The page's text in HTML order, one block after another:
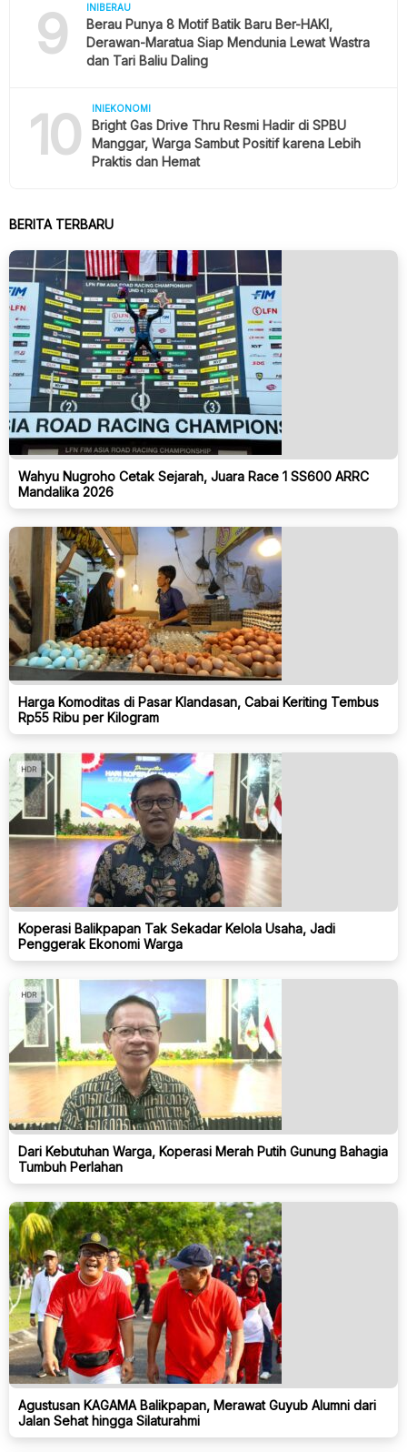
9 INIBERAU
Berau Punya 8 Motif Batik Baru Ber-HAKI,
Derawan-Maratua Siap Mendunia Lewat Wastra
dan Tari Baliu Daling
10 INIEKONOMI
Bright Gas Drive Thru Resmi Hadir di SPBU
Manggar, Warga Sambut Positif karena Lebih
Praktis dan Hemat
BERITA TERBARU
Wahyu Nugroho Cetak Sejarah, Juara Race 1 SS600 ARRC
Mandalika 2026
Harga Komoditas di Pasar Klandasan, Cabai Keriting Tembus
Rp55 Ribu per Kilogram
Koperasi Balikpapan Tak Sekadar Kelola Usaha, Jadi
Penggerak Ekonomi Warga
Dari Kebutuhan Warga, Koperasi Merah Putih Gunung Bahagia
Tumbuh Perlahan
Agustusan KAGAMA Balikpapan, Merawat Guyub Alumni dari
Jalan Sehat hingga Silaturahmi